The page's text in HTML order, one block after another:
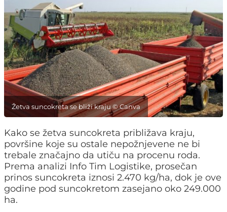
Žetva suncokreta se bliži kraju © Canva
Kako se žetva suncokreta približava kraju,
površine koje su ostale nepožnjevene ne bi
trebale značajno da utiču na procenu roda.
Prema analizi Info Tim Logistike, prosečan
prinos suncokreta iznosi 2.470 kg/ha, dok je ove
godine pod suncokretom zasejano oko 249.000
ha.